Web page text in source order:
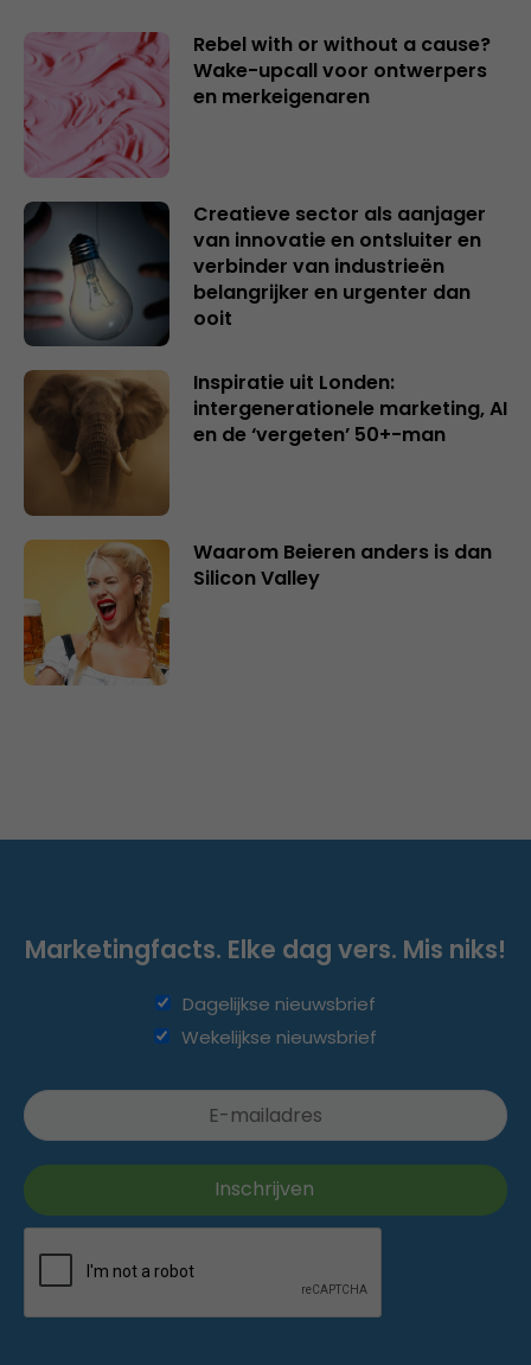
Rebel with or without a cause?
Wake-upcall voor ontwerpers
en merkeigenaren
Creatieve sector als aanjager
van innovatie en ontsluiter en
verbinder van industrieën
belangrijker en urgenter dan
ooit
Inspiratie uit Londen:
intergenerationele marketing, AI
en de ‘vergeten’ 50+-man
Waarom Beieren anders is dan
Silicon Valley
Marketingfacts. Elke dag vers. Mis niks!
Dagelijkse nieuwsbrief
Wekelijkse nieuwsbrief